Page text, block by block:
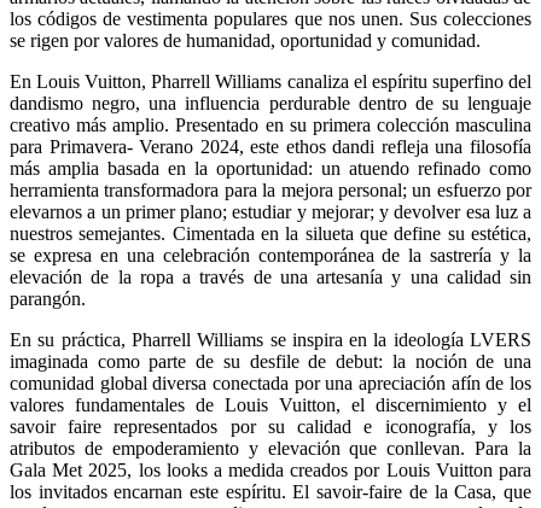
los códigos de vestimenta populares que nos unen. Sus colecciones
se rigen por valores de humanidad, oportunidad y comunidad.
En Louis Vuitton, Pharrell Williams canaliza el espíritu superfino del
dandismo negro, una influencia perdurable dentro de su lenguaje
creativo más amplio. Presentado en su primera colección masculina
para Primavera- Verano 2024, este ethos dandi refleja una filosofía
más amplia basada en la oportunidad: un atuendo refinado como
herramienta transformadora para la mejora personal; un esfuerzo por
elevarnos a un primer plano; estudiar y mejorar; y devolver esa luz a
nuestros semejantes. Cimentada en la silueta que define su estética,
se expresa en una celebración contemporánea de la sastrería y la
elevación de la ropa a través de una artesanía y una calidad sin
parangón.
En su práctica, Pharrell Williams se inspira en la ideología LVERS
imaginada como parte de su desfile de debut: la noción de una
comunidad global diversa conectada por una apreciación afín de los
valores fundamentales de Louis Vuitton, el discernimiento y el
savoir faire representados por su calidad e iconografía, y los
atributos de empoderamiento y elevación que conllevan. Para la
Gala Met 2025, los looks a medida creados por Louis Vuitton para
los invitados encarnan este espíritu. El savoir-faire de la Casa, que